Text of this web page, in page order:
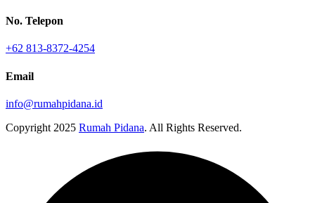
No. Telepon
+62 813-8372-4254
Email
info@rumahpidana.id
Copyright 2025 Rumah Pidana. All Rights Reserved.